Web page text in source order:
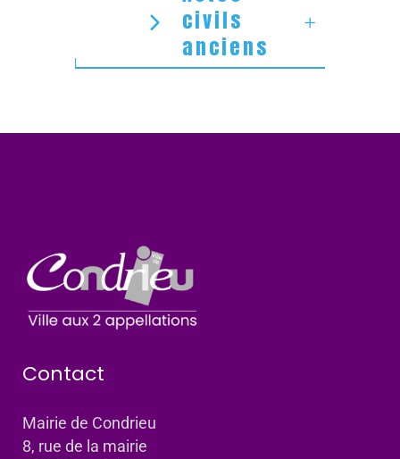
civils
anciens
Contact
Mairie de Condrieu
8, rue de la mairie